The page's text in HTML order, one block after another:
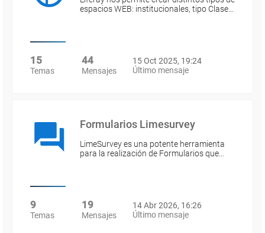
espacios WEB: institucionales, tipo Clase…
15
Temas
44
Mensajes
15 Oct 2025, 19:24
Último mensaje
Formularios Limesurvey
LimeSurvey es una potente herramienta
para la realización de Formularios que…
9
Temas
19
Mensajes
14 Abr 2026, 16:26
Último mensaje